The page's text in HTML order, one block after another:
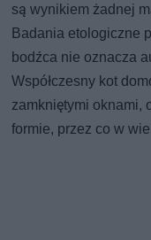
są wynikiem żadnej
Badania etologiczne
bodźca nie oznacza
Współczesny kot
zamkniętymi oknami,
formie, przez co w